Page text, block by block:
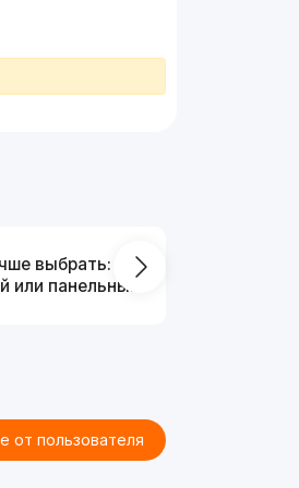
выбрать:
панельный?
от пользователя